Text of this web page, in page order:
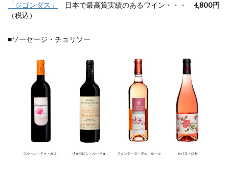
「ジゴンダス」 日本で最高賞実績のあるワイン・・・ 4,800円
（税込）
■ソーセージ・チョリソー